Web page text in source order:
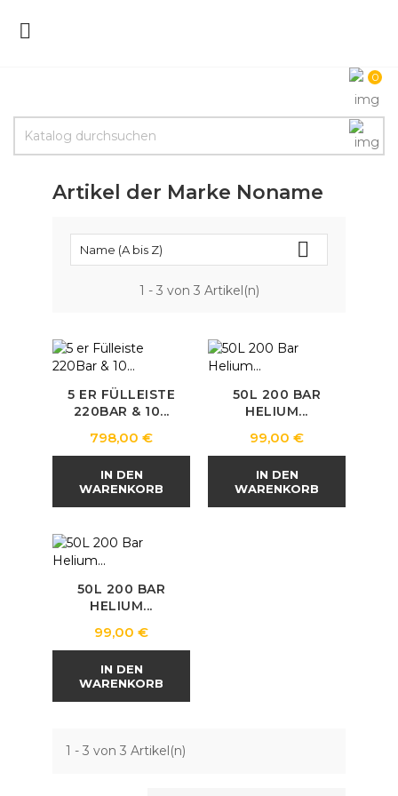

0
Artikel der Marke Noname
Name (A bis Z) 
1 - 3 von 3 Artikel(n)
5 ER FÜLLEISTE
220BAR & 10...
Preis
798,00 €
IN DEN
WARENKORB
50L 200 BAR
HELIUM...
Preis
99,00 €
IN DEN
WARENKORB
50L 200 BAR
HELIUM...
Preis
99,00 €
IN DEN
WARENKORB
1 - 3 von 3 Artikel(n)